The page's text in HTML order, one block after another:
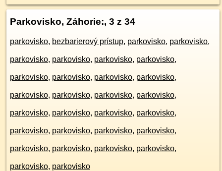
Parkovisko, Záhorie:, 3 z 34
parkovisko, bezbarierový prístup, parkovisko, parkovisko,
parkovisko, parkovisko, parkovisko, parkovisko,
parkovisko, parkovisko, parkovisko, parkovisko,
parkovisko, parkovisko, parkovisko, parkovisko,
parkovisko, parkovisko, parkovisko, parkovisko,
parkovisko, parkovisko, parkovisko, parkovisko,
parkovisko, parkovisko, parkovisko, parkovisko,
parkovisko, parkovisko